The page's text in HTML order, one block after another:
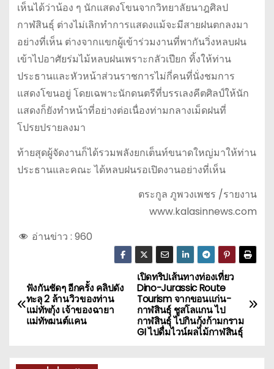
เห็นได้ว่าน้อง ๆ นักแสดงโขนจากวิทยาลัยนาฎศิลป
กาฬสินธุ์ ต่างไม่เลิกทำการแสดงแม้จะมีสายฝนตกลงมา
อย่างที่เห็น ต่างจากแขกผู้เข้าร่วมงานที่พากันวิ่งหลบฝน
เข้าไปอาศัยร่มไม้หลบฝนเพราะกลัวเปียก ทิ้งให้ท่าน
ประธานและหัวหน้าส่วนราชการไม่กี่คนที่นั่งชมการ
แสดงโขนอยู่ โดยเฉพาะนักดนตรีที่บรรเลงคีตศิลป์ให้นัก
แสดงก็ยังทำหน้าที่อย่างต่อเนื่องท่ามกลางเม็ดฝนที่
โปรยปรายลงมา
ท้ายสุดผู้จัดงานก็ได้รวมพลังยกเต็นท์ขนาดใหญ่มาให้ท่าน
ประธานและคณะ ได้หลบฝนรอเปิดงานอย่างที่เห็น
ตระกูล ภูพวงเพชร /รายงาน
www.kalasinnews.com
อ่านข่าว : 960
แ
น
แ
เปิดทริปเส้นทางท่องเที่ยว
Dino-Jurassic Route
Tourism จากขอนแก่น-
กาฬสินธุ์ ชูสโลแกน ไป
กาฬสินธุ์ ไปกินกุ้งก้ามกราม
GI ไปดื่มไวน์ผลไม้กาฬสินธุ์
ฟังกันชัดๆ อีกครั้ง คลิปดัง
ทะลุ 2 ล้านวิวของท่าน
แม่ทัพกุ้ง เจ้าของฉายา
แม่ทัพมนต์แคน